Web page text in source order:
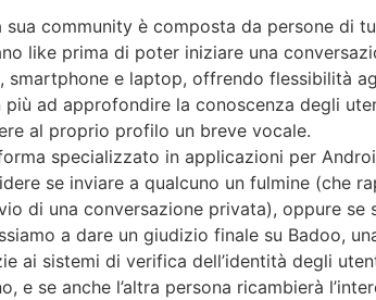
community è composta da persone di
like prima di poter iniziare una
e laptop, offrendo flessibilità
ad approfondire la conoscenza degli
al proprio profilo un breve vocale.
specializzato in applicazioni per
se inviare a qualcuno un fulmine (che
di una conversazione privata), oppure
a dare un giudizio finale su Badoo,
ai sistemi di verifica dell’identità degli
e se anche l’altra persona ricambierà